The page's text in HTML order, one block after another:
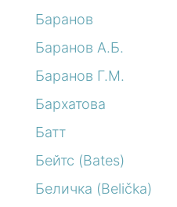
Баранов
Баранов А.Б.
Баранов Г.М.
Бархатова
Батт
Бейтс (Bates)
Беличка (Belička)